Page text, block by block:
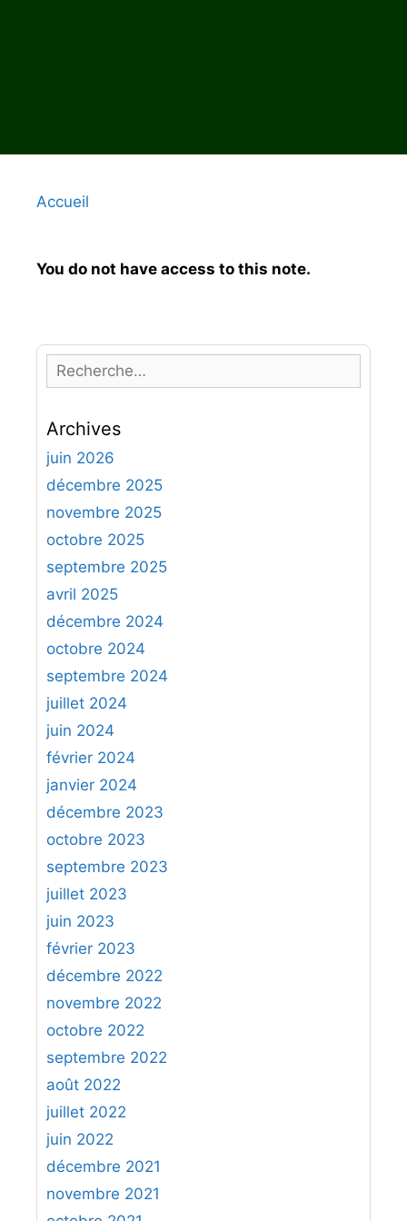
Accueil
You do not have access to this note.
e
h
e
r
h
e
r
:
Archives
juin 2026
décembre 2025
novembre 2025
octobre 2025
septembre 2025
avril 2025
décembre 2024
octobre 2024
septembre 2024
juillet 2024
juin 2024
février 2024
janvier 2024
décembre 2023
octobre 2023
septembre 2023
juillet 2023
juin 2023
février 2023
décembre 2022
novembre 2022
octobre 2022
septembre 2022
août 2022
juillet 2022
juin 2022
décembre 2021
novembre 2021